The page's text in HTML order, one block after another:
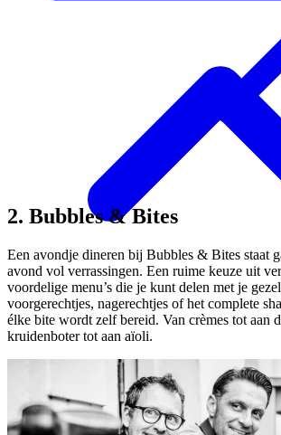
2. Bubbles & Bites
Een avondje dineren bij Bubbles & Bites staat
avond vol verrassingen. Een ruime keuze uit
voordelige menu’s die je kunt delen met je
voorgerechtjes, nagerechtjes of het complete
élke bite wordt zelf bereid. Van crèmes tot aan
kruidenboter tot aan aïoli.